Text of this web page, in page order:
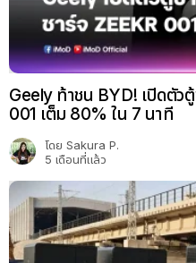
Geely ท้าชน BYD! เปิดตัว
001 เต็ม 80% ใน 7 นาที
โดย Sakura P.
5 เดือนที่แล้ว